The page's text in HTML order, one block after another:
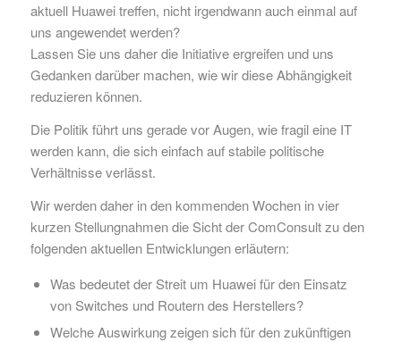
aktuell Huawei treffen, nicht irgendwann auch einmal auf
uns angewendet werden?
Lassen Sie uns daher die Initiative ergreifen und uns
Gedanken darüber machen, wie wir diese Abhängigkeit
reduzieren können.
Die Politik führt uns gerade vor Augen, wie fragil eine IT
werden kann, die sich einfach auf stabile politische
Verhältnisse verlässt.
Wir werden daher in den kommenden Wochen in vier
kurzen Stellungnahmen die Sicht der ComConsult zu den
folgenden aktuellen Entwicklungen erläutern:
Was bedeutet der Streit um Huawei für den Einsatz
von Switches und Routern des Herstellers?
Welche Auswirkung zeigen sich für den zukünftigen